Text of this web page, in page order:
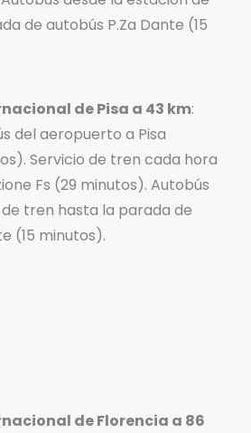
de autobús P.Za Dante (15
de Pisa a 43 km:
del aeropuerto a Pisa
Servicio de tren cada hora
Fs (29 minutos). Autobús
tren hasta la parada de
(15 minutos).
de Florencia a 86